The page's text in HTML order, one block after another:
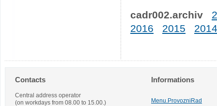
cadr002.archiv
2016
2015 2014
Contacts
Central address operator
(on workdays from 08.00 to 15.00.)
Informations
Menu.ProvozniRad